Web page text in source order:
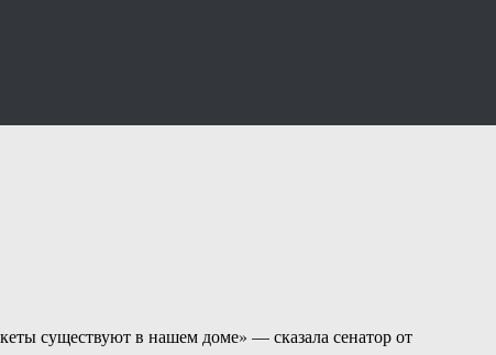
существуют в нашем доме» — сказала сенатор от